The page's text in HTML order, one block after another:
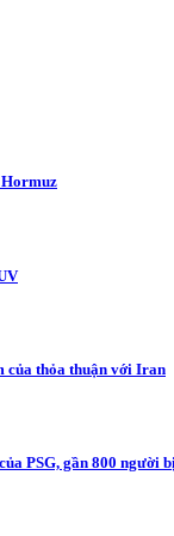
Hormuz
của thỏa thuận với Iran
PSG, gần 800 người